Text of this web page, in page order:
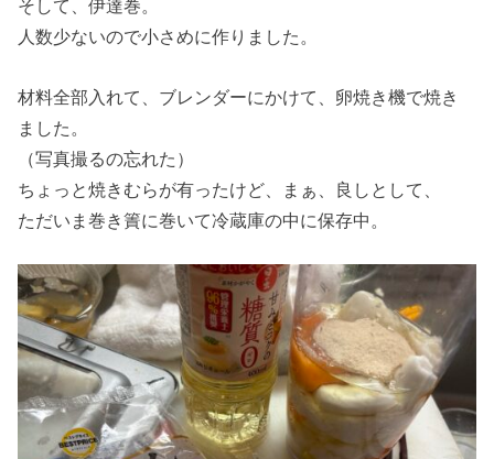
そして、伊達巻。
人数少ないので小さめに作りました。
材料全部入れて、ブレンダーにかけて、卵焼き機で焼き
ました。
（写真撮るの忘れた）
ちょっと焼きむらが有ったけど、まぁ、良しとして、
ただいま巻き簀に巻いて冷蔵庫の中に保存中。